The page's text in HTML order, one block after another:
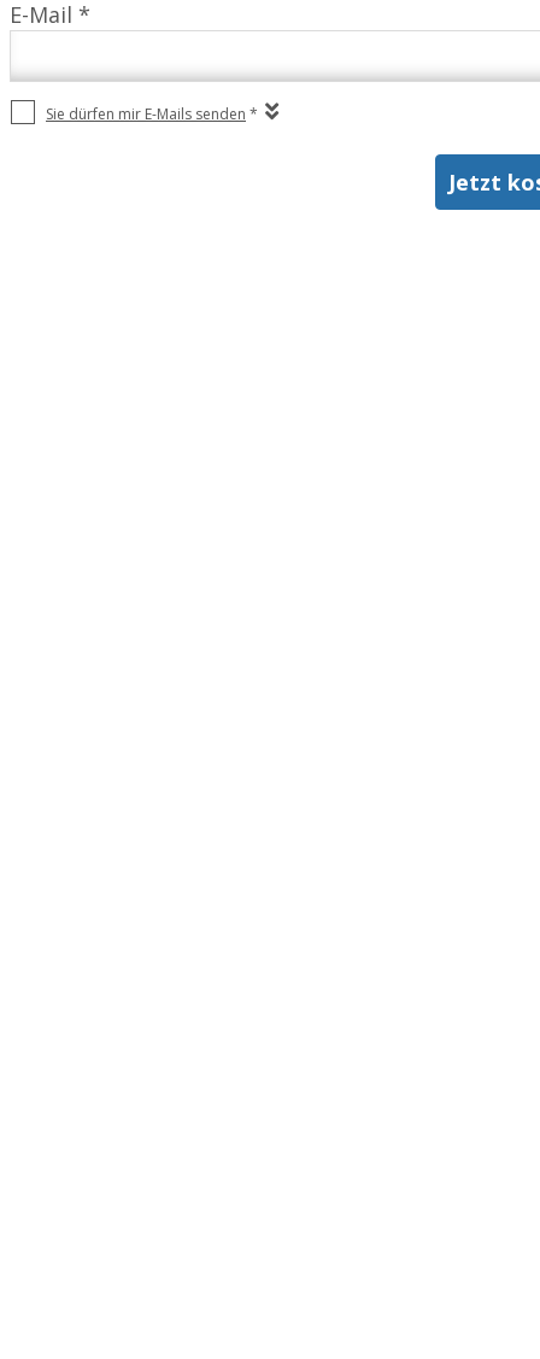
E-Mail *
Sie dürfen mir E-Mails senden *
Jetzt